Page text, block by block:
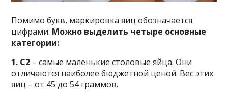
Помимо букв, маркировка яиц обозначается
цифрами. Можно выделить четыре основные
категории:
1. С2 – самые маленькие столовые яйца. Они
отличаются наиболее бюджетной ценой. Вес этих
яиц – от 45 до 54 граммов.